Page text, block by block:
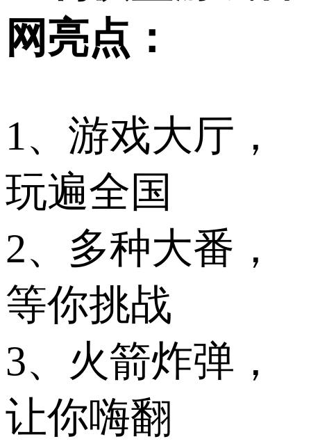
网亮点：
1、游戏大厅，
玩遍全国
2、多种大番，
等你挑战
3、火箭炸弹，
让你嗨翻